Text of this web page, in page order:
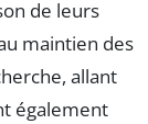
de leurs
maintien des
allant
également